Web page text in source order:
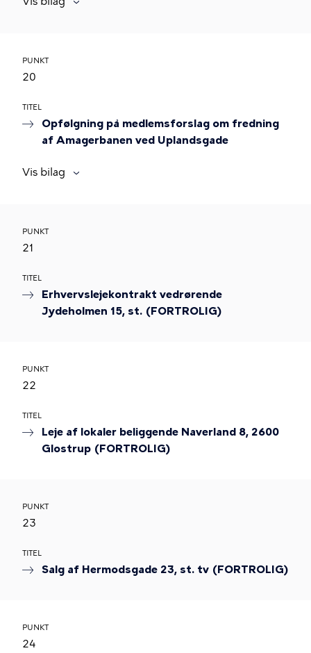
PUNKT
20
TITEL
Opfølgning på medlemsforslag om fredning
af Amagerbanen ved Uplandsgade
Vis bilag
PUNKT
21
TITEL
Erhvervslejekontrakt vedrørende
Jydeholmen 15, st. (FORTROLIG)
PUNKT
22
TITEL
Leje af lokaler beliggende Naverland 8, 2600
Glostrup (FORTROLIG)
PUNKT
23
TITEL
Salg af Hermodsgade 23, st. tv (FORTROLIG)
PUNKT
24